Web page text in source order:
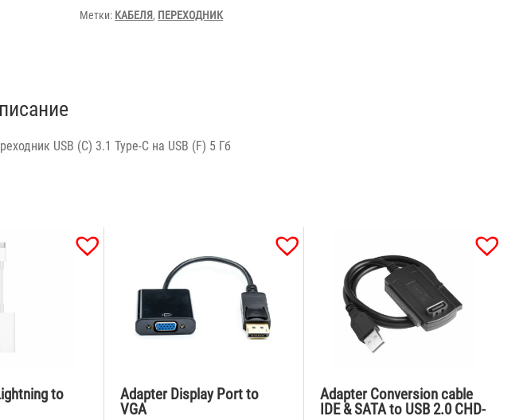
5
Метки: КАБЕЛЯ, ПЕРЕХОДНИК
USB (C) 3.1 Type-C на USB (F) 5 Гб
to
Adapter Display Port to
VGA
Adapter Conversion cable
IDE & SATA to USB 2.0 CHD-